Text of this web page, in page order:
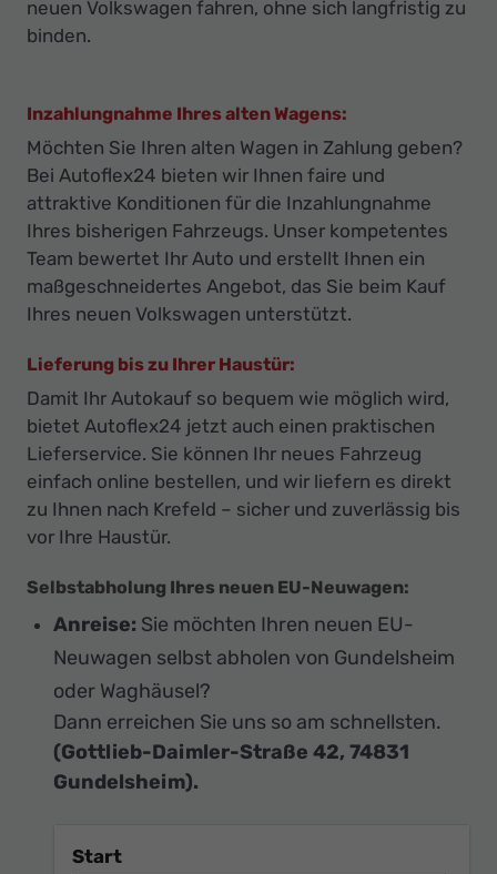
neuen Volkswagen fahren, ohne sich langfristig zu
binden.
Inzahlungnahme Ihres alten Wagens:
Möchten Sie Ihren alten Wagen in Zahlung geben?
Bei Autoflex24 bieten wir Ihnen faire und
attraktive Konditionen für die Inzahlungnahme
Ihres bisherigen Fahrzeugs. Unser kompetentes
Team bewertet Ihr Auto und erstellt Ihnen ein
maßgeschneidertes Angebot, das Sie beim Kauf
Ihres neuen Volkswagen unterstützt.
Lieferung bis zu Ihrer Haustür:
Damit Ihr Autokauf so bequem wie möglich wird,
bietet Autoflex24 jetzt auch einen praktischen
Lieferservice. Sie können Ihr neues Fahrzeug
einfach online bestellen, und wir liefern es direkt
zu Ihnen nach Krefeld – sicher und zuverlässig bis
vor Ihre Haustür.
Selbstabholung Ihres neuen EU-Neuwagen:
Anreise: Sie möchten Ihren neuen EU-
Neuwagen selbst abholen von Gundelsheim
oder Waghäusel?
Dann erreichen Sie uns so am schnellsten.
(Gottlieb-Daimler-Straße 42, 74831
Gundelsheim).
Start